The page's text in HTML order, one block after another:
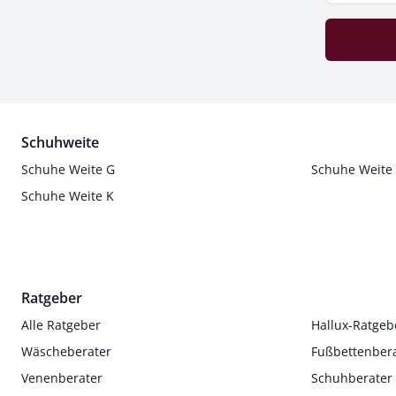
Schuhweite
Schuhe Weite G
Schuhe Weite
Schuhe Weite K
Ratgeber
Alle Ratgeber
Hallux-
Wäscheberater
Venenberater
Schuhberater